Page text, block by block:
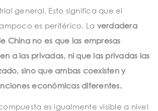
general. Esto significa que el
es periférico. La verdadera
China no es que las empresas
a las privadas, ni que las privadas las
sino que ambas coexisten y
económicas diferentes.
es igualmente visible a nivel